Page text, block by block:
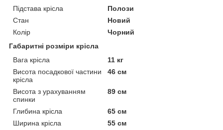
Підстава крісла
Полози
Стан
Новий
Колір
Чорний
Габаритні розміри крісла
Вага крісла
11 кг
Висота посадкової частини
крісла
46 см
Висота з урахуванням
спинки
89 см
Глибина крісла
65 см
Ширина крісла
55 см